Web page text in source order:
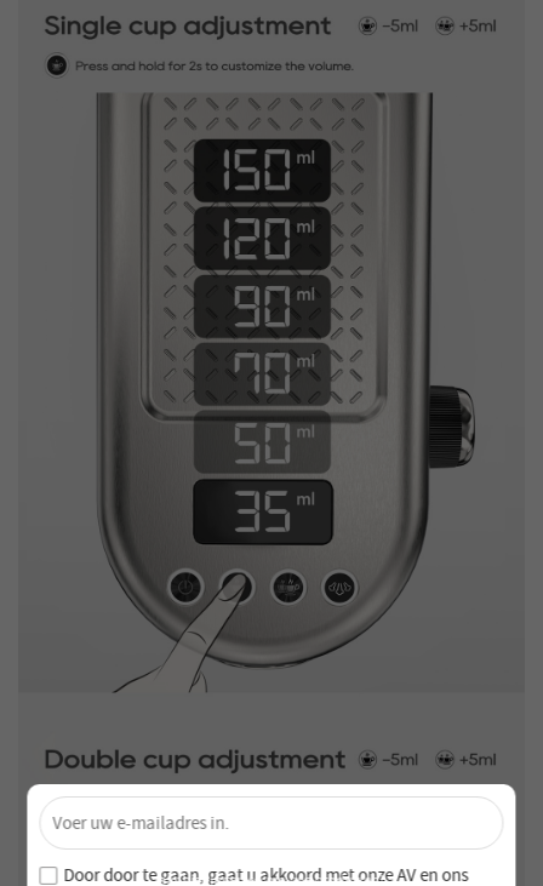
Ontgrendel 4% Korting – Schrijf je nu in!
Word lid van onze nieuwsbrief en mis nooit speciale
aanbiedingen en nieuwe producten!
×
Door door te gaan, gaat u akkoord met onzeAV enons